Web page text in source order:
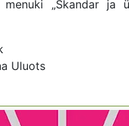
menuki „Skandar ja
Uluots